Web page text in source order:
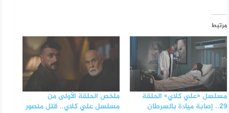
مرتبط
مسلسل «علي كلاي» الحلقة
29.. إصابة ميادة بالسرطان
ملخص الحلقة الأولى من
مسلسل علي كلاي.. قتل منصور